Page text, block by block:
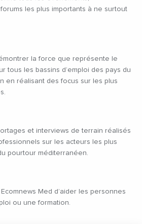
les plus importants à ne surtout
la force que représente le
tous les bassins d’emploi des pays du
en réalisant des focus sur les plus
et interviews de terrain réalisés
sur les acteurs les plus
pourtour méditerranéen.
Med d’aider les personnes
ou une formation.